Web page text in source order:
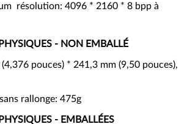
résolution: 4096 * 2160 * 8 bpp à
- NON EMBALLÉ
pouces) * 241,3 mm (9,50 pouces),
rallonge: 475g
- EMBALLÉES